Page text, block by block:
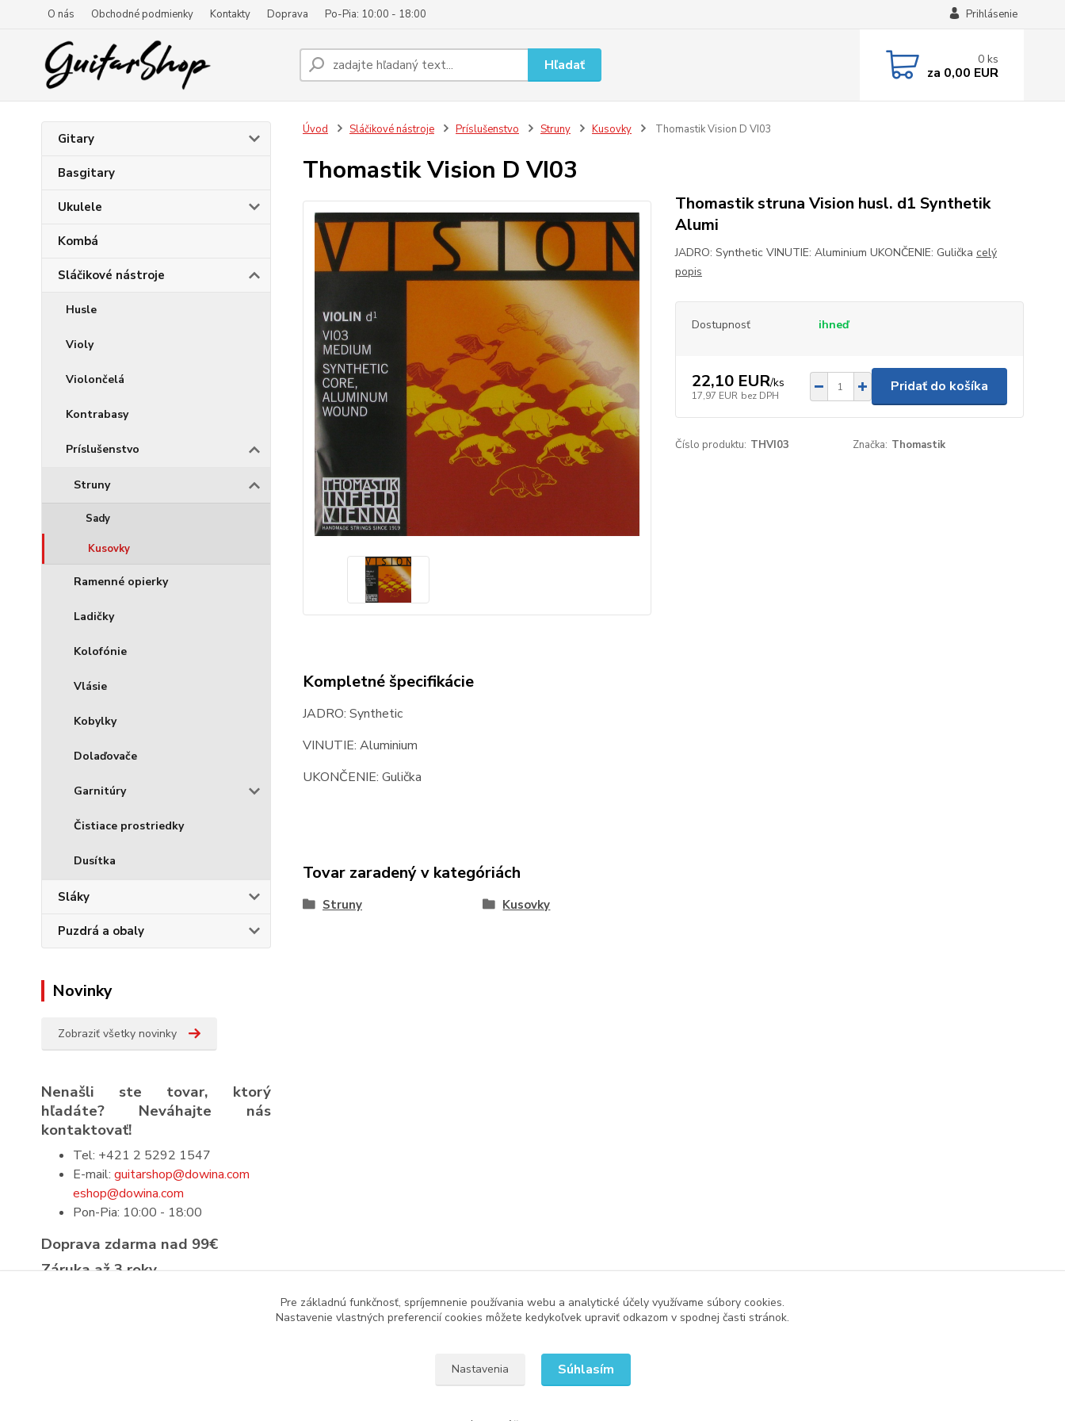
O nás Obchodné podmienky Kontakty Doprava Po-Pia: 10:00 - 18:00 Prihlásenie
Hľadať 0 ks
za 0,00 EUR
Gitary
Basgitary
Ukulele
Kombá
Sláčikové nástroje
Husle
Violy
Violončelá
Kontrabasy
Príslušenstvo
Struny
Sady
Kusovky
Ramenné opierky
Ladičky
Kolofónie
Vlásie
Kobylky
Dolaďovače
Garnitúry
Čistiace prostriedky
Dusítka
Sláky
Puzdrá a obaly
Novinky
Zobraziť všetky novinky
Nenašli ste tovar, ktorý
hľadáte? Neváhajte nás
kontaktovať!
Tel: +421 2 5292 1547
E-mail: guitarshop@dowina.com
eshop@dowina.com
Pon-Pia: 10:00 - 18:00
Doprava zdarma nad 99€
Záruka až 3 roky
Úvod Sláčikové nástroje Príslušenstvo Struny Kusovky Thomastik Vision D VI03
Thomastik Vision D VI03
Thomastik struna Vision husl. d1 Synthetik
Alumi
JADRO: Synthetic VINUTIE: Aluminium UKONČENIE: Gulička celý
popis
Dostupnosť ihneď
22,10 EUR/ks
17,97 EUR bez DPH
Pridať do košíka
Číslo produktu: THVI03 Značka: Thomastik
Kompletné špecifikácie
JADRO: Synthetic
VINUTIE: Aluminium
UKONČENIE: Gulička
Tovar zaradený v kategóriách
Struny Kusovky
Pre základnú funkčnosť, spríjemnenie používania webu a analytické účely využívame súbory cookies.
Nastavenie vlastných preferencií cookies môžete kedykoľvek upraviť odkazom v spodnej časti stránok.
Nastavenia Súhlasím